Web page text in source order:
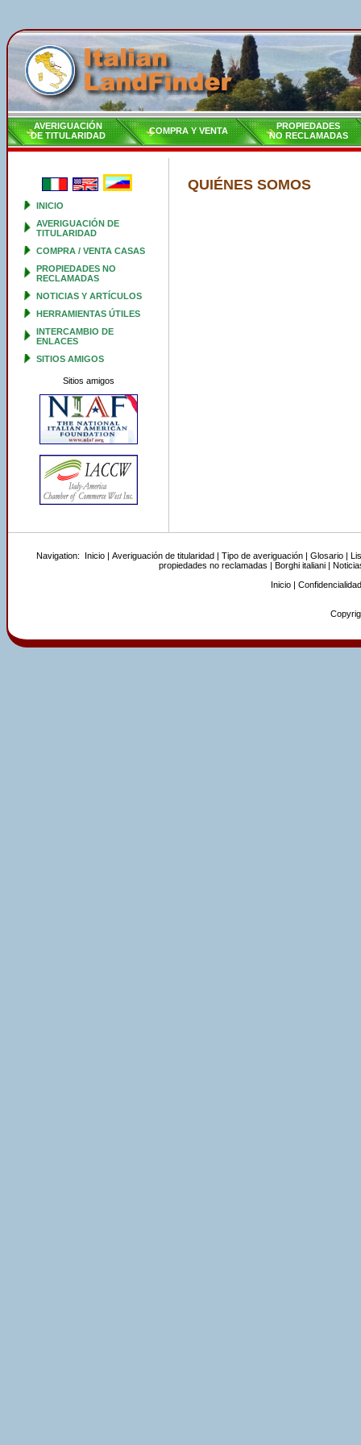
AVERIGUACIÓN
DE TITULARIDAD
COMPRA Y VENTA
PROPIEDADES
NO RECLAMADAS
INICIO
AVERIGUACIÓN DE
TITULARIDAD
COMPRA / VENTA CASAS
PROPIEDADES NO
RECLAMADAS
NOTICIAS Y ARTÍCULOS
HERRAMIENTAS ÚTILES
INTERCAMBIO DE
ENLACES
SITIOS AMIGOS
Sitios amigos
QUIÉNES SOMOS
Navigation: Inicio| Averiguación de titularidad| Tipo de averiguación| Glosario|
propiedades no reclamadas | Borghi italiani|
Inicio| Confidencialidad